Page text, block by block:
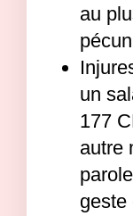
au
un
177
autre
geste